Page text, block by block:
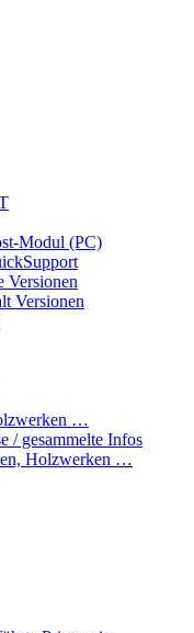
Modul (PC)
Versionen
Versionen
…
/ gesammelte Infos
Holzwerken …